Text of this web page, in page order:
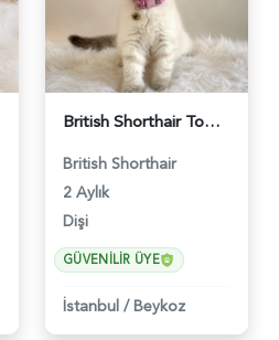
British Shorthair Tombul Yanak Prenses Yuva Arıyor - 5152
British Shorthair
2 Aylık
Dişi
GÜVENILIR ÜYE
İstanbul / Beykoz